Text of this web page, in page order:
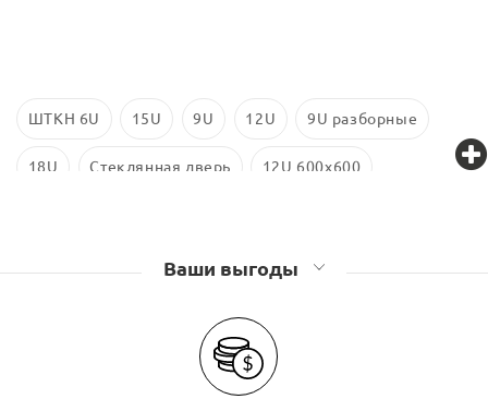
ШТКН 6U 15U 9U 12U 9U разборные
18U Стеклянная дверь 12U 600x600
Ваши выгоды